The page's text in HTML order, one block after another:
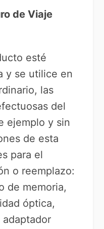
de Viaje
esté
y se utilice en
las
del
ejemplo y sin
de esta
para el
o reemplazo:
de memoria,
óptica,
adaptador